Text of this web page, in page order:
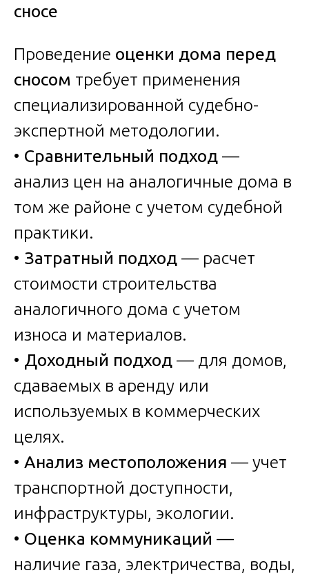
сносе
Проведение оценки дома перед
сносом требует применения
специализированной судебно-
экспертной методологии.
• Сравнительный подход —
анализ цен на аналогичные дома в
том же районе с учетом судебной
практики.
• Затратный подход — расчет
стоимости строительства
аналогичного дома с учетом
износа и материалов.
• Доходный подход — для домов,
сдаваемых в аренду или
используемых в коммерческих
целях.
• Анализ местоположения — учет
транспортной доступности,
инфраструктуры, экологии.
• Оценка коммуникаций —
наличие газа, электричества, воды,